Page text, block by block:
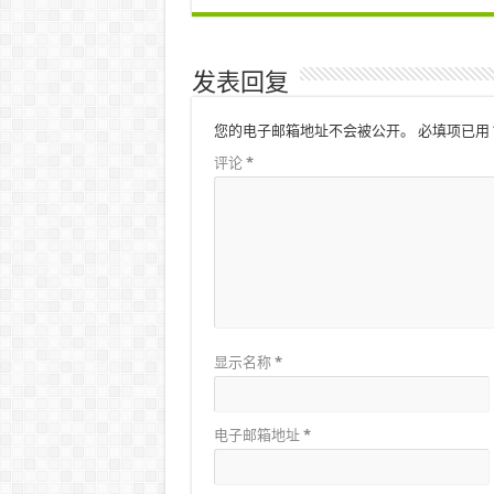
发表回复
您的电子邮箱地址不会被公开。 必填项已用
评论 *
显示名称 *
电子邮箱地址 *